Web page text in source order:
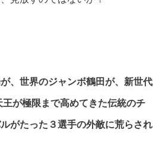
、世界のジャンボ鶴田が、新世代
が極限まで高めてきた伝統のチ
がたった３選手の外敵に荒らされ